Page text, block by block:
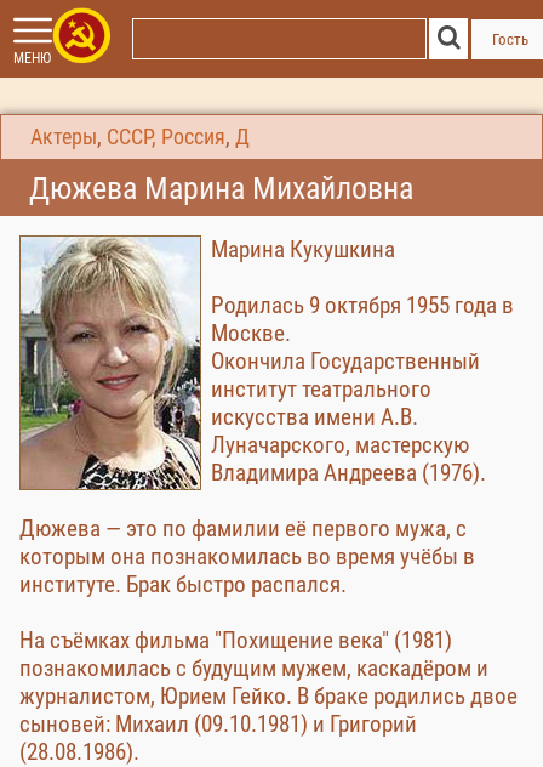
МЕНЮ
Гость
Актеры, СССР, Россия, Д
Дюжева Марина Михайловна
Марина Кукушкина
Родилась 9 октября 1955 года в
Москве.
Окончила Государственный
институт театрального
искусства имени А.В.
Луначарского, мастерскую
Владимира Андреева (1976).
Дюжева — это по фамилии её первого мужа, с
которым она познакомилась во время учёбы в
институте. Брак быстро распался.
На съёмках фильма "Похищение века" (1981)
познакомилась с будущим мужем, каскадёром и
журналистом, Юрием Гейко. В браке родились двое
сыновей: Михаил (09.10.1981) и Григорий
(28.08.1986).